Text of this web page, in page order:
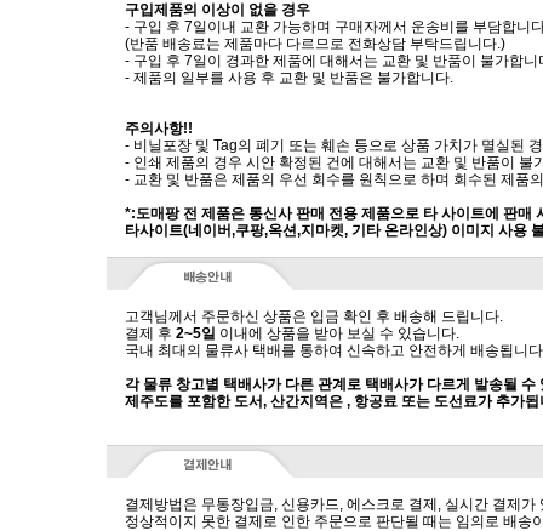
구입제품의 이상이 없을 경우
- 구입 후 7일이내 교환 가능하며 구매자께서 운송비를 부담합니
(반품 배송료는 제품마다 다르므로 전화상담 부탁드립니다.)
- 구입 후 7일이 경과한 제품에 대해서는 교환 및 반품이 불가합니
- 제품의 일부를 사용 후 교환 및 반품은 불가합니다.
주의사항!!
- 비닐포장 및 Tag의 폐기 또는 훼손 등으로 상품 가치가 멸실된
- 인쇄 제품의 경우 시안 확정된 건에 대해서는 교환 및 반품이 불
- 교환 및 반품은 제품의 우선 회수를 원칙으로 하며 회수된 제품
*:도매팡 전 제품은 통신사 판매 전용 제품으로 타 사이트에 판매
타사이트(네이버,쿠팡,옥션,지마켓, 기타 온라인상) 이미지 사용
고객님께서 주문하신 상품은 입금 확인 후 배송해 드립니다.
결제 후 2~5일 이내에 상품을 받아 보실 수 있습니다.
국내 최대의 물류사 택배를 통하여 신속하고 안전하게 배송됩니
각 물류 창고별 택배사가 다른 관계로 택배사가 다르게 발송될 수
제주도를 포함한 도서, 산간지역은 , 항공료 또는 도선료가 추가됩
결제방법은 무통장입금, 신용카드, 에스크로 결제, 실시간 결제가
정상적이지 못한 결제로 인한 주문으로 판단될 때는 임의로 배송